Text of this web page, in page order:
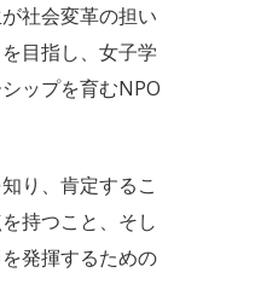
社会変革の担い
目指し、女子学
ップを育むNPO
り、肯定するこ
持つこと、そし
発揮するための